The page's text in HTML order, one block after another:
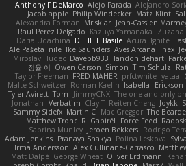
Anthony F DeMarco Alejo Parada Alejandro
Jacob apple Philip Windecker Matz Klint
Alexandra Forman MrIsklar Jean-Cassien
Raul Perez Delgado Kazuya Yamanaka Zuzana
Daria Udachina DELILLE Basile Acura .Ignite
Ale Pašeta nile Ike Saunders Aves Arcana inex
Miroslav Hudec Davebb933 landon dehart
정율 이 Owen Carson Simon Tim Schulz
Taylor Freeman FRED MAHER prfctwhite yataa
Malte Schweitzer Roman Kaelin Isabella Erickson
Tyler Avirett Tom JimmyCNX The one and only
Jonathan Verbatim Clay T Reiten Cheng Joykk
Sammy Sidefx Martin C Mac Greggor The
Matthew Tronc R Gabirél Force Feed
Sabrina Munley Jeroen Bekkers Rodrigo
Adam Jenkins Pranaya Shakya Polina Leskova
Irma Andersson Alex Cullinane-Carrasco
Matt Dalpé George Wheat Oliver Erdmann